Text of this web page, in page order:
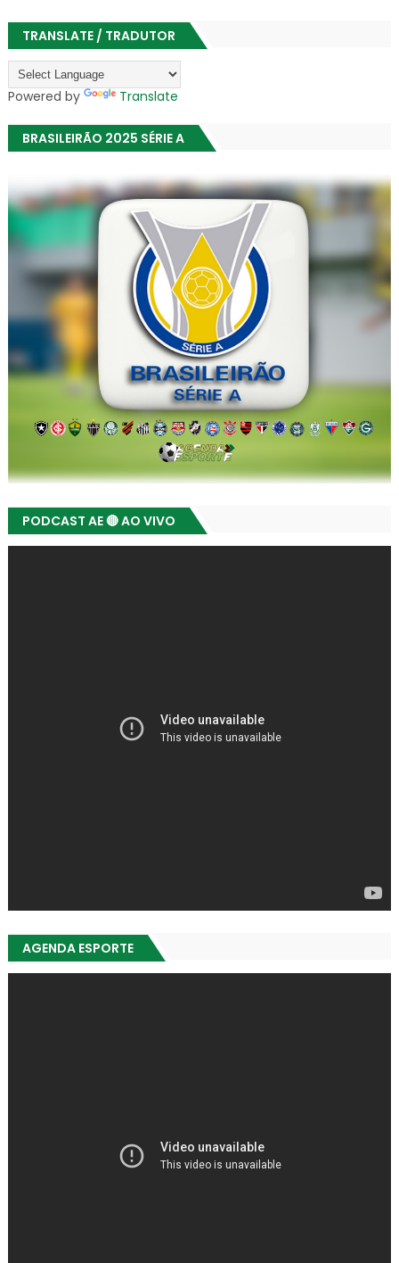
TRANSLATE / TRADUTOR
Powered by Translate
BRASILEIRÃO 2025 SÉRIE A
PODCAST AE 🔴 AO VIVO
AGENDA ESPORTE